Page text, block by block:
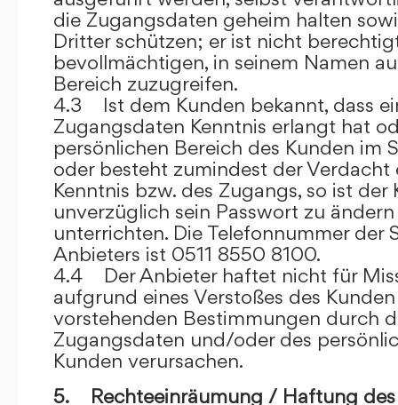
die Zugangsdaten geheim halten
Dritter schützen; er ist nicht
bevollmächtigen, in seinem Namen
Bereich zuzugreifen.
4.3 Ist dem Kunden bekannt, dass
Zugangsdaten Kenntnis erlangt hat
persönlichen Bereich des Kunden im
oder besteht zumindest der Verdacht
Kenntnis bzw. des Zugangs, so ist
unverzüglich sein Passwort zu
unterrichten. Die Telefonnummer der
Anbieters ist 0511 8550 8100.
4.4 Der Anbieter haftet nicht für
aufgrund eines Verstoßes des
vorstehenden Bestimmungen durch
Zugangsdaten und/oder des
Kunden verursachen.
5. Rechteeinräumung / Haftung des